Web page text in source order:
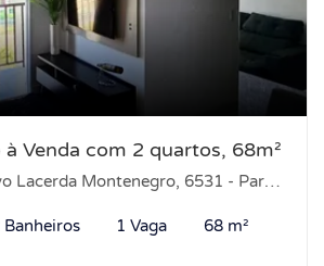
Venda com 2 quartos, 68m²
Montenegro, 6531 - Parque das Árvores, Parnamirim-RN
Banheiros 1 Vaga 68 m²